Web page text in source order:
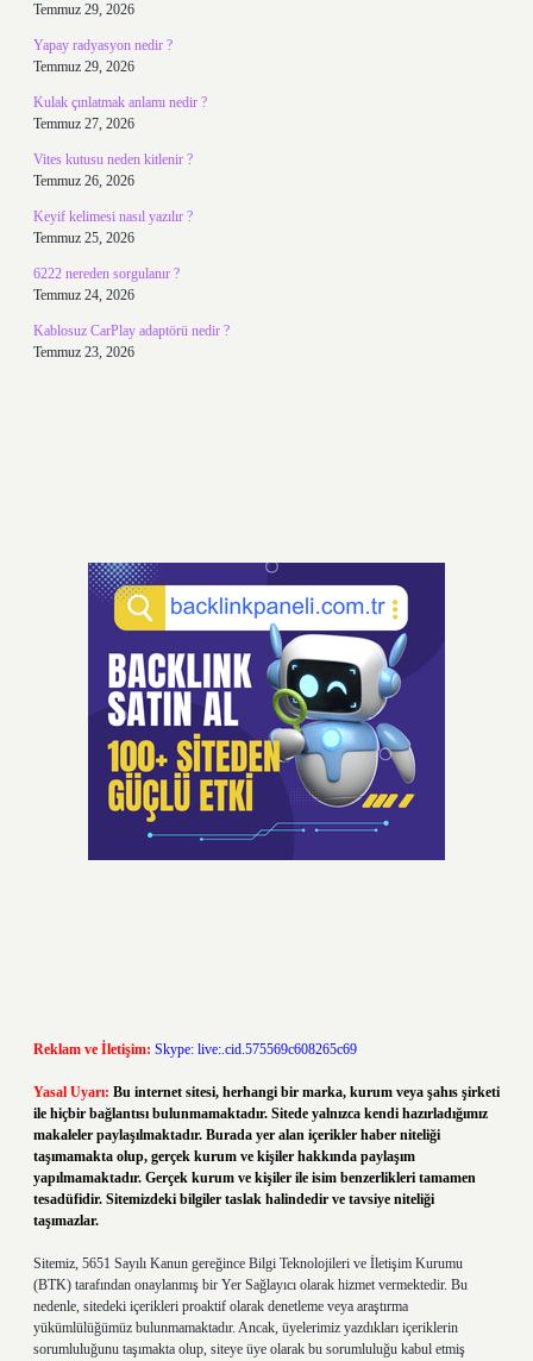
Temmuz 29, 2026
Yapay radyasyon nedir ?
Temmuz 29, 2026
Kulak çınlatmak anlamı nedir ?
Temmuz 27, 2026
Vites kutusu neden kitlenir ?
Temmuz 26, 2026
Keyif kelimesi nasıl yazılır ?
Temmuz 25, 2026
6222 nereden sorgulanır ?
Temmuz 24, 2026
Kablosuz CarPlay adaptörü nedir ?
Temmuz 23, 2026
Reklam ve İletişim: Skype: live:.cid.575569c608265c69
Yasal Uyarı: Bu internet sitesi, herhangi bir marka, kurum veya şahıs şirketi
ile hiçbir bağlantısı bulunmamaktadır. Sitede yalnızca kendi hazırladığımız
makaleler paylaşılmaktadır. Burada yer alan içerikler haber niteliği
taşımamakta olup, gerçek kurum ve kişiler hakkında paylaşım
yapılmamaktadır. Gerçek kurum ve kişiler ile isim benzerlikleri tamamen
tesadüfidir. Sitemizdeki bilgiler taslak halindedir ve tavsiye niteliği
taşımazlar.
Sitemiz, 5651 Sayılı Kanun gereğince Bilgi Teknolojileri ve İletişim Kurumu
(BTK) tarafından onaylanmış bir Yer Sağlayıcı olarak hizmet vermektedir. Bu
nedenle, sitedeki içerikleri proaktif olarak denetleme veya araştırma
yükümlülüğümüz bulunmamaktadır. Ancak, üyelerimiz yazdıkları içeriklerin
sorumluluğunu taşımakta olup, siteye üye olarak bu sorumluluğu kabul etmiş